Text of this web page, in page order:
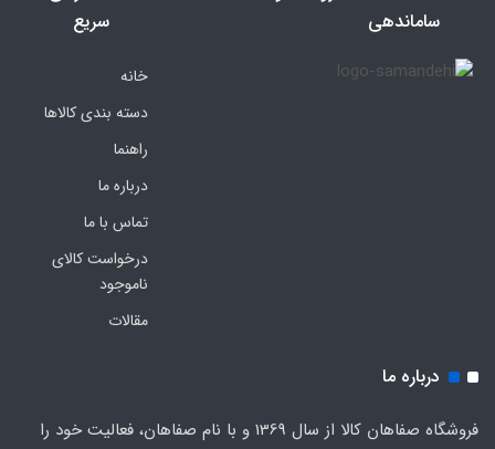
ساماندهی
سریع
خانه
دسته بندی کالاها
راهنما
درباره ما
تماس با ما
درخواست کالای
ناموجود
مقالات
درباره ما
فروشگاه صفاهان کالا از سال 1369 و با نام صفاهان، فعالیت خود را